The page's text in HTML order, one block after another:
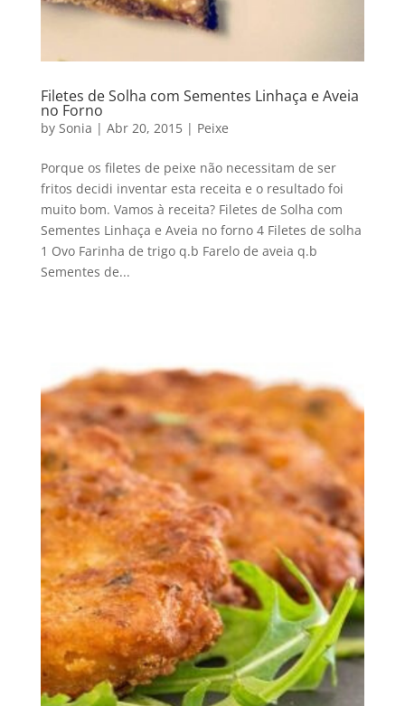
Filetes de Solha com Sementes Linhaça e Aveia
no Forno
by Sonia | Abr 20, 2015| Peixe
Porque os filetes de peixe não necessitam de ser
fritos decidi inventar esta receita e o resultado foi
muito bom. Vamos à receita? Filetes de Solha com
Sementes Linhaça e Aveia no forno 4 Filetes de solha
1 Ovo Farinha de trigo q.b Farelo de aveia q.b
Sementes de...